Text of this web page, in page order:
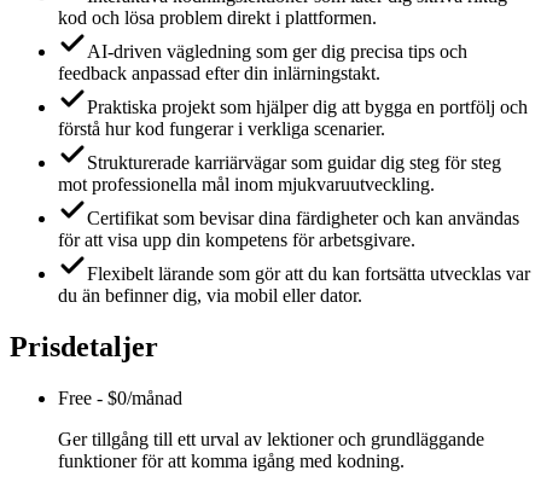
kod och lösa problem direkt i plattformen.
AI-driven vägledning som ger dig precisa tips och
feedback anpassad efter din inlärningstakt.
Praktiska projekt som hjälper dig att bygga en portfölj och
förstå hur kod fungerar i verkliga scenarier.
Strukturerade karriärvägar som guidar dig steg för steg
mot professionella mål inom mjukvaruutveckling.
Certifikat som bevisar dina färdigheter och kan användas
för att visa upp din kompetens för arbetsgivare.
Flexibelt lärande som gör att du kan fortsätta utvecklas var
du än befinner dig, via mobil eller dator.
Prisdetaljer
Free - $0/månad
Ger tillgång till ett urval av lektioner och grundläggande
funktioner för att komma igång med kodning.